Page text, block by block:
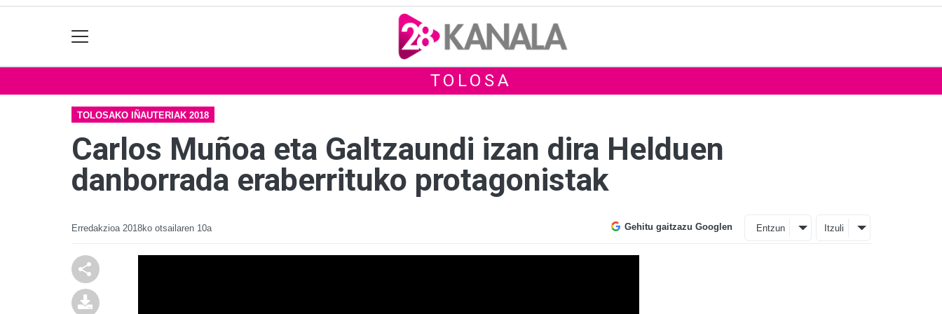
TOLOSA
TOLOSAKO IÑAUTERIAK 2018
Carlos Muñoa eta Galtzaundi izan dira Helduen
danborrada eraberrituko protagonistak
Erredakzioa 2018ko otsailaren 10a Gehitu gaitzazu Googlen Entzun Itzuli